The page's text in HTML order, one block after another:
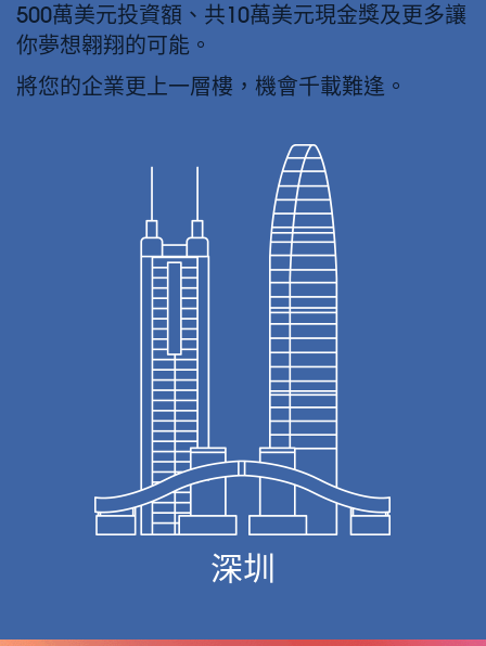
500萬美元投資額、共10萬美元現金獎及更多讓
你夢想翱翔的可能。
將您的企業更上一層樓，機會千載難逢。
深圳